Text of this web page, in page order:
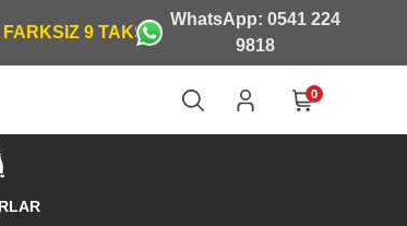
WhatsApp: 0541 224
9818
0